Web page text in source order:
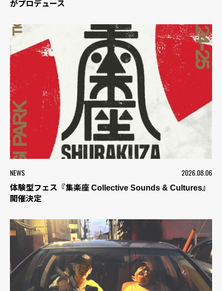
がプロデュース
NEWS 2026.08.06
体験型フェス『集楽座 Collective Sounds & Cultures』
開催決定